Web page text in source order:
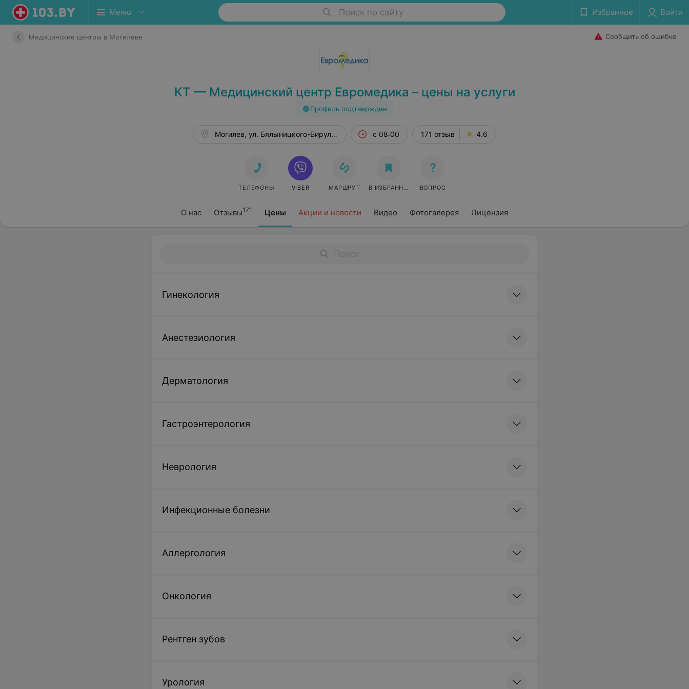
Меню Поиск по сайту Избранное Войти
Медицинские центры в Могилеве Сообщить об ошибке
КТ — Медицинский центр Евромедика – цены на услуги
Профиль подтвержден
О нас Отзывы171 Цены Акции и новости Видео Фотогалерея Лицензия
Могилев, ул. Бялыницкого-Бирули, 1 с 08:00 171 отзыв 4.6
ТЕЛЕФОНЫ VIBER МАРШРУТ В ИЗБРАННОЕ ВОПРОС
Гинекология
Анестезиология
Дерматология
Гастроэнтерология
Неврология
Инфекционные болезни
Аллергология
Онкология
Рентген зубов
Урология